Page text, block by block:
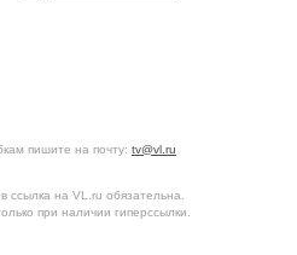
пишите на почту: tv@vl.ru
на VL.ru обязательна.
при наличии гиперссылки.